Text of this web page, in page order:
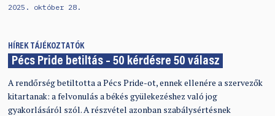
2025. október 28.
HÍREK TÁJÉKOZTATÓK
Pécs Pride betiltás – 50 kérdésre 50 válasz
A rendőrség betiltotta a Pécs Pride-ot, ennek ellenére a szervezők
kitartanak: a felvonulás a békés gyülekezéshez való jog
gyakorlásáról szól. A részvétel azonban szabálysértésnek